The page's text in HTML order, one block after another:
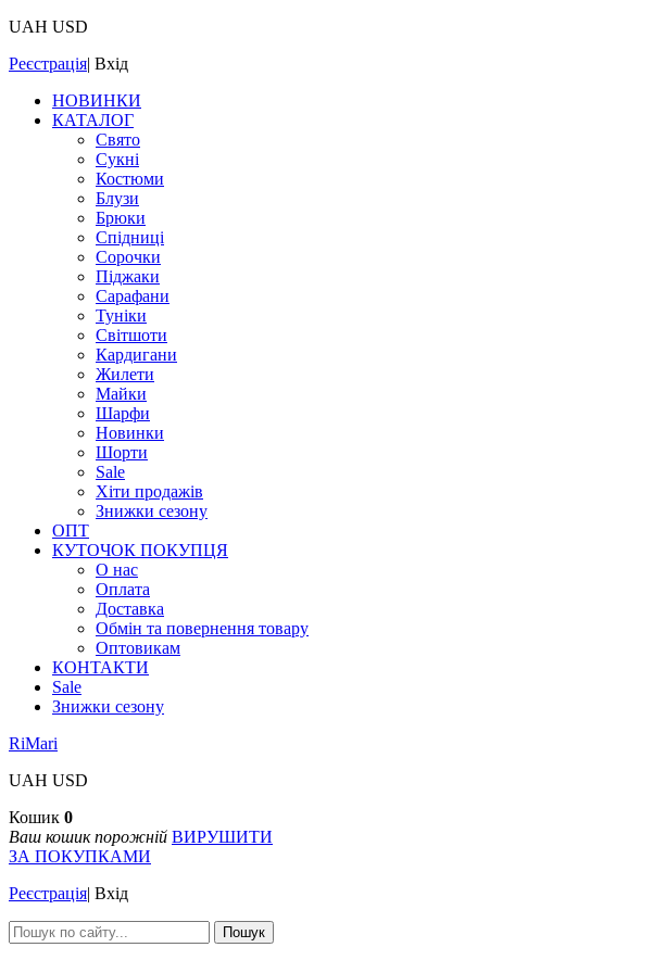
UAH USD
Реєстрація| Вхід
НОВИНКИ
КАТАЛОГ
Свято
Сукні
Костюми
Блузи
Брюки
Спідниці
Сорочки
Піджаки
Сарафани
Туніки
Світшоти
Кардигани
Жилети
Майки
Шарфи
Новинки
Шорти
Sale
Хіти продажів
Знижки сезону
ОПТ
КУТОЧОК ПОКУПЦЯ
О нас
Оплата
Доставка
Обмін та повернення товару
Оптовикам
КОНТАКТИ
Sale
Знижки сезону
RiMari
UAH USD
Кошик 0
Ваш кошик порожній ВИРУШИТИ
ЗА ПОКУПКАМИ
Реєстрація| Вхід
Пошук